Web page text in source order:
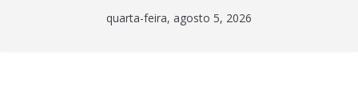
quarta-feira, agosto 5, 2026